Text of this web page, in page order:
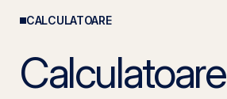
CALCULATOARE
Calculatoare